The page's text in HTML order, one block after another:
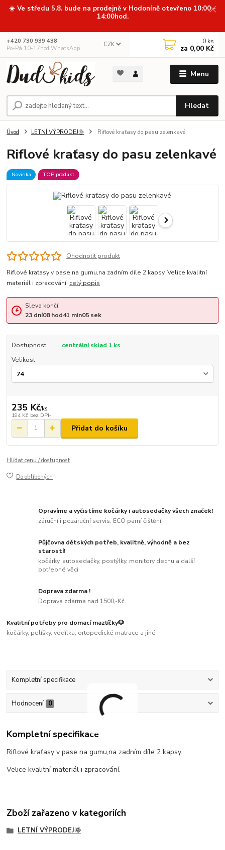
☀️ Ve středu 5.8. bude na prodejně v Hodoníně otevřeno 10:00 -
14:00hod.
Menu
CZK
Hledat
+420 730 939 438
Po-Pá 10-17hod WhatsApp
0 ks
za 0,00 Kč
Úvod LETNÍ VÝPRODEJ🌞 Riflové kraťasy do pasu zelenkavé
Riflové kraťasy do pasu zelenkavé
Novinka TOP produkt
Ohodnotit produkt
Riflové kraťasy v pase na gumu,na zadním díle 2 kapsy. Velice kvalitní
materiál i zpracování. celý popis
Sleva končí:
23 dní08hod41 min05sek
Dostupnost
centrální sklad 1 ks
Velikost
235 Kč/ks
194 Kč bez DPH
Přidat do košíku
Hlídat cenu / dostupnost
Do oblíbených
Opravíme a vyčistíme kočárky i autosedačky všech značek!
záruční i pozáruční servis, ECO parní čištění
Půjčovna dětských potřeb, kvalitně, výhodně a bez
starostí!
kočárky, autosedačky, postýlky, monitory dechu a další
potřebné věci
Doprava zdarma !
Doprava zdarma nad 1500,-Kč.
Kvalitní potřeby pro domací mazlíčky🐶
kočárky, pelíšky, vodítka, ortopedické matrace a jiné
Kompletní specifikace
Hodnocení 0
Kompletní specifikace
Riflové kraťasy v pase na gumu,na zadním díle 2 kapsy.
Velice kvalitní materiál i zpracování.
Zboží zařazeno v kategoriích
LETNÍ VÝPRODEJ🌞